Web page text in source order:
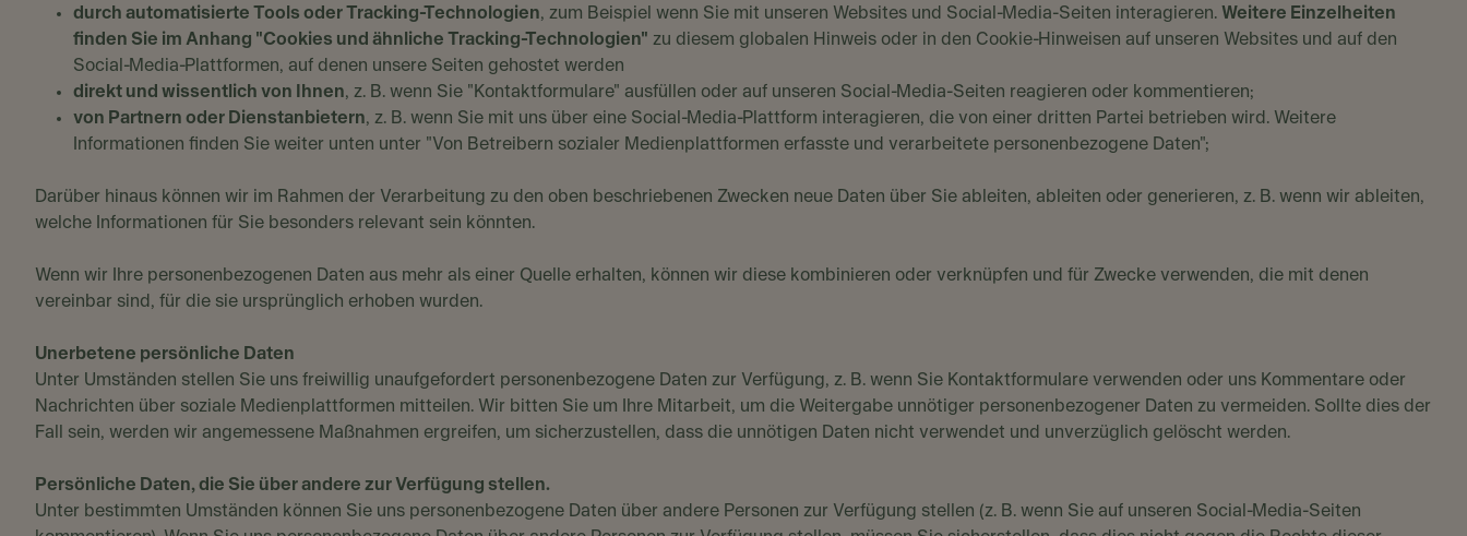
durch automatisierte Tools oder Tracking-Technologien, zum Beispiel wenn Sie mit unseren Websites und Social-Media-Seiten interagieren. Weitere Einzelheiten
finden Sie im Anhang "Cookies und ähnliche Tracking-Technologien" zu diesem globalen Hinweis oder in den Cookie-Hinweisen auf unseren Websites und auf den
Social-Media-Plattformen, auf denen unsere Seiten gehostet werden
direkt und wissentlich von Ihnen, z. B. wenn Sie "Kontaktformulare" ausfüllen oder auf unseren Social-Media-Seiten reagieren oder kommentieren;
von Partnern oder Dienstanbietern, z. B. wenn Sie mit uns über eine Social-Media-Plattform interagieren, die von einer dritten Partei betrieben wird. Weitere
Informationen finden Sie weiter unten unter "Von Betreibern sozialer Medienplattformen erfasste und verarbeitete personenbezogene Daten";
Darüber hinaus können wir im Rahmen der Verarbeitung zu den oben beschriebenen Zwecken neue Daten über Sie ableiten, ableiten oder generieren, z. B. wenn wir ableiten,
welche Informationen für Sie besonders relevant sein könnten.
Wenn wir Ihre personenbezogenen Daten aus mehr als einer Quelle erhalten, können wir diese kombinieren oder verknüpfen und für Zwecke verwenden, die mit denen
vereinbar sind, für die sie ursprünglich erhoben wurden.
Unerbetene persönliche Daten
Unter Umständen stellen Sie uns freiwillig unaufgefordert personenbezogene Daten zur Verfügung, z. B. wenn Sie Kontaktformulare verwenden oder uns Kommentare oder
Nachrichten über soziale Medienplattformen mitteilen. Wir bitten Sie um Ihre Mitarbeit, um die Weitergabe unnötiger personenbezogener Daten zu vermeiden. Sollte dies der
Fall sein, werden wir angemessene Maßnahmen ergreifen, um sicherzustellen, dass die unnötigen Daten nicht verwendet und unverzüglich gelöscht werden.
Persönliche Daten, die Sie über andere zur Verfügung stellen.
Unter bestimmten Umständen können Sie uns personenbezogene Daten über andere Personen zur Verfügung stellen (z. B. wenn Sie auf unseren Social-Media-Seiten